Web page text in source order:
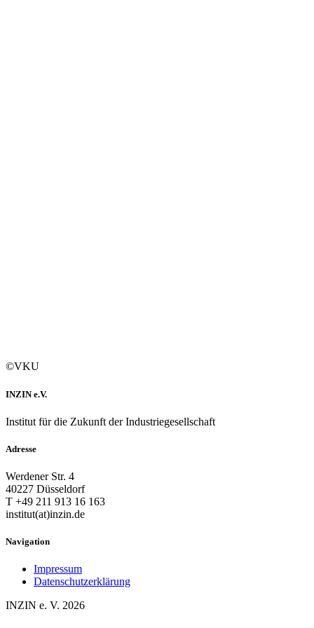
©VKU
INZIN e.V.
Institut für die Zukunft der Industriegesellschaft
Adresse
Werdener Str. 4
40227 Düsseldorf
T +49 211 913 16 163
institut(at)inzin.de
Navigation
Impressum
Datenschutzerklärung
INZIN e. V. 2026